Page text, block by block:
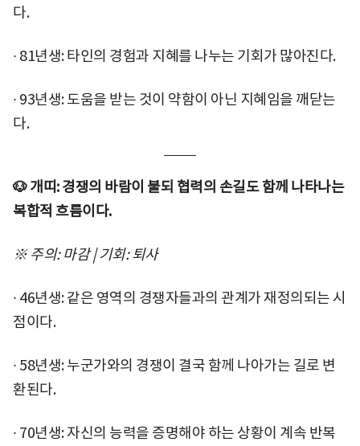
다.
∙ 81년생: 타인의 경험과 지혜를 나누는 기회가 많아진다.
∙ 93년생: 도움을 받는 것이 약함이 아닌 지혜임을 깨닫는
다.
🐶 개띠: 경쟁의 바람이 불되 협력의 손길도 함께 나타나는
복합적 흐름이다.
※ 주의: 마감 | 기회: 퇴사
∙ 46년생: 같은 영역의 경쟁자들과의 관계가 재정의되는 시
점이다.
∙ 58년생: 누군가와의 경쟁이 결국 함께 나아가는 길로 변
환된다.
∙ 70년생: 자신의 능력을 증명해야 하는 상황이 계속 반복